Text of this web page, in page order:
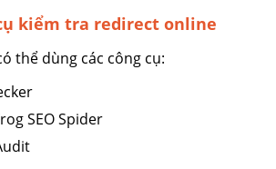
kiểm tra redirect online
thể dùng các công cụ:
SEO Spider